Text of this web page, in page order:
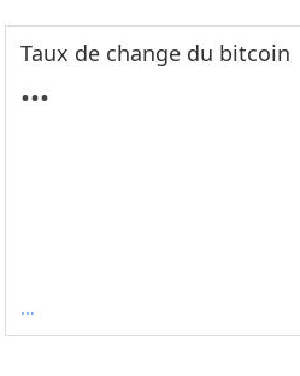
Taux de change du bitcoin
...
...